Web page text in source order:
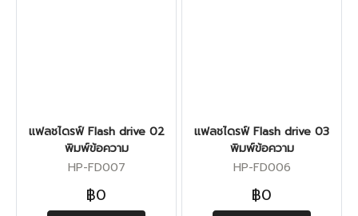
แฟลชไดรฟ์ Flash drive 02
พิมพ์ข้อความ
HP-FD007
฿0
แฟลชไดรฟ์ Flash drive 03
พิมพ์ข้อความ
HP-FD006
฿0